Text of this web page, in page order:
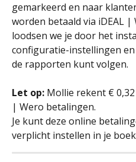
gemarkeerd en naar
worden betaald via iDEAL
loodsen we je door het
configuratie-instellingen
de rapporten kunt volgen.
Let op: Mollie rekent €
| Wero betalingen.
Je kunt deze online
verplicht instellen in je